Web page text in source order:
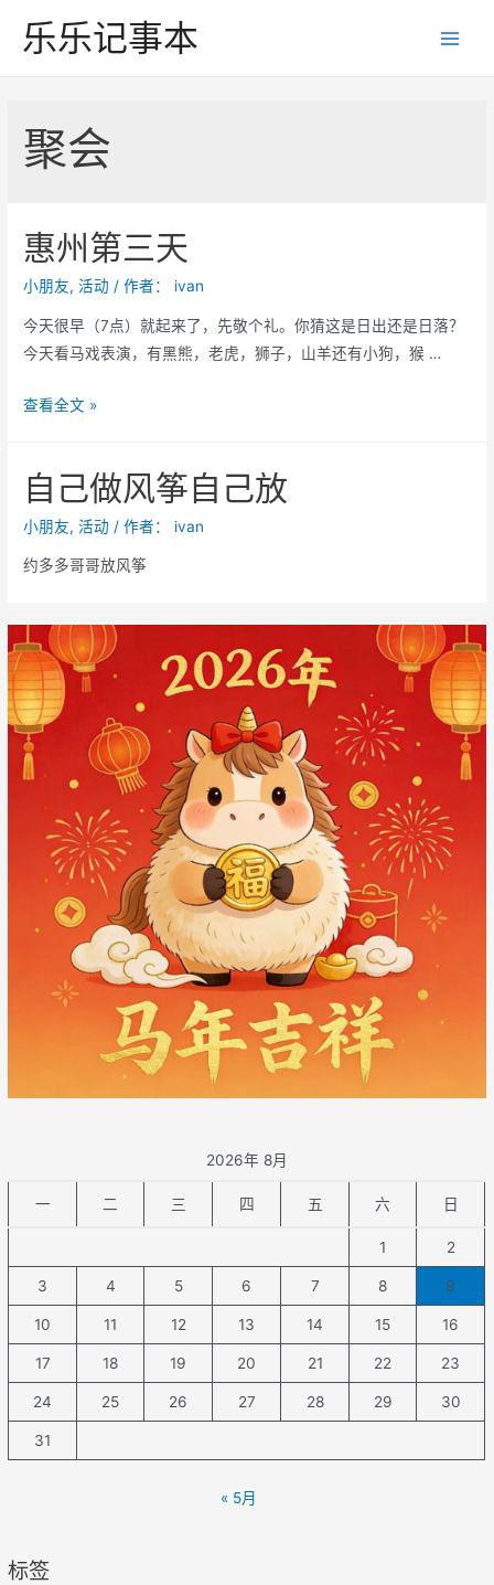
乐乐记事本
2026年 8月
一 二 三 四 五 六 日
1 2
3 4 5 6 7 8 9
10 11 12 13 14 15 16
17 18 19 20 21 22 23
24 25 26 27 28 29 30
31
« 5月
标签
聚会
惠州第三天
小朋友,活动 / 作者： ivan
今天很早（7点）就起来了，先敬个礼。你猜这是日出还是日落？
今天看马戏表演，有黑熊，老虎，狮子，山羊还有小狗，猴 …
惠
三
查看全文 »
自己做风筝自己放
小朋友,活动 / 作者： ivan
约多多哥哥放风筝